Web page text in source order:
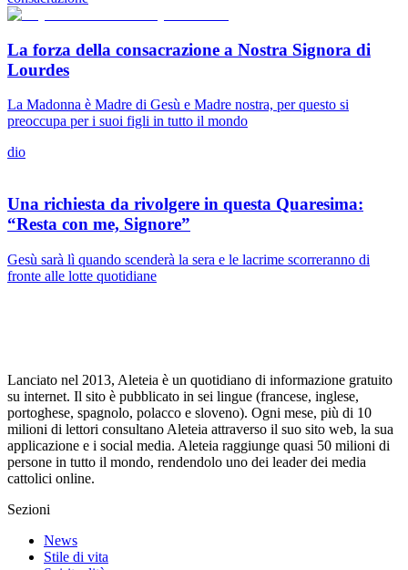
La forza della consacrazione a Nostra Signora di
Lourdes
La Madonna è Madre di Gesù e Madre nostra, per questo si
preoccupa per i suoi figli in tutto il mondo
dio
Una richiesta da rivolgere in questa Quaresima:
“Resta con me, Signore”
Gesù sarà lì quando scenderà la sera e le lacrime scorreranno di
fronte alle lotte quotidiane
Lanciato nel 2013, Aleteia è un quotidiano di informazione gratuito
su internet. Il sito è pubblicato in sei lingue (francese, inglese,
portoghese, spagnolo, polacco e sloveno). Ogni mese, più di 10
milioni di lettori consultano Aleteia attraverso il suo sito web, la sua
applicazione e i social media. Aleteia raggiunge quasi 50 milioni di
persone in tutto il mondo, rendendolo uno dei leader dei media
cattolici online.
Sezioni
News
Stile di vita